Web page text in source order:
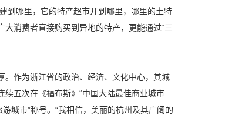
到哪里，它的特产超市开到哪里，哪里的土特
消费者直接购买到异地的特产，更能通过“三
。作为浙江省的政治、经济、文化中心，其城
续五次在《福布斯》“中国大陆最佳商业城市
城市”称号。“我相信，美丽的杭州及其广阔的